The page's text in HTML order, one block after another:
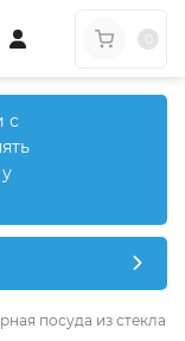
с
посуда из стекла